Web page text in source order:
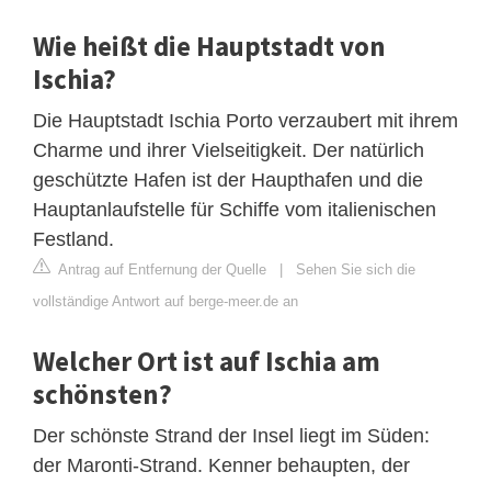
Wie heißt die Hauptstadt von
Ischia?
Die Hauptstadt Ischia Porto verzaubert mit ihrem
Charme und ihrer Vielseitigkeit. Der natürlich
geschützte Hafen ist der Haupthafen und die
Hauptanlaufstelle für Schiffe vom italienischen
Festland.
Antrag auf Entfernung der Quelle
Sehen Sie sich die
vollständige Antwort auf berge-meer.de an
Welcher Ort ist auf Ischia am
schönsten?
Der schönste Strand der Insel liegt im Süden:
der Maronti-Strand. Kenner behaupten, der